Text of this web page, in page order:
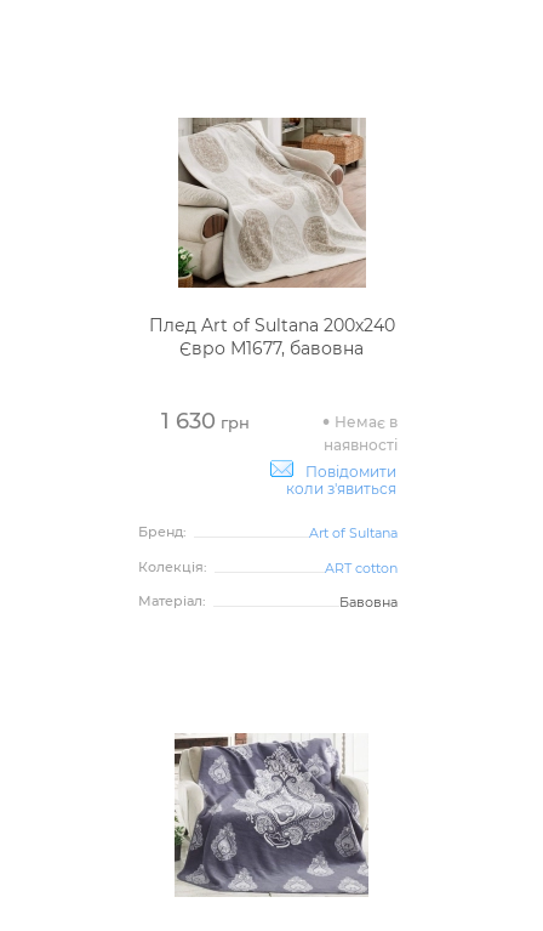
Плед Art of Sultana 200х240
Євро М1677, бавовна
1 630 грн
Немає в
наявності
Повідомити
коли з'явиться
Бренд:
Art of Sultana
Колекція:
ART cotton
Матеріал:
Бавовна